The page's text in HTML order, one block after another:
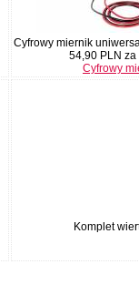
Cyfrowy miernik
54,90 PLN za
Cyfrowy
Komplet